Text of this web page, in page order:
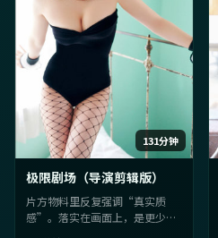
131分钟
极限剧场（导演剪辑版）
片方物料里反复强调“真实质
感”。落实在画面上，是更少台